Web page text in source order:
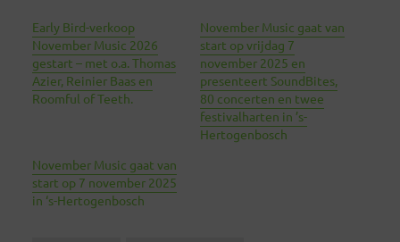
Early Bird-verkoop
November Music 2026
gestart – met o.a. Thomas
Azier, Reinier Baas en
Roomful of Teeth.
November Music gaat van
start op vrijdag 7
november 2025 en
presenteert SoundBites,
80 concerten en twee
festivalharten in ’s-
Hertogenbosch
November Music gaat van
start op 7 november 2025
in ‘s-Hertogenbosch